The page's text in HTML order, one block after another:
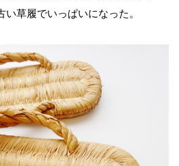
い草履でいっぱいになった。